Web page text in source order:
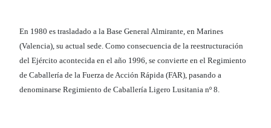
En 1980 es trasladado a la Base General Almirante, en Marines
(Valencia), su actual sede. Como consecuencia de la reestructuración
del Ejército acontecida en el año 1996, se convierte en el Regimiento
de Caballería de la Fuerza de Acción Rápida (FAR), pasando a
denominarse Regimiento de Caballería Ligero Lusitania nº 8.